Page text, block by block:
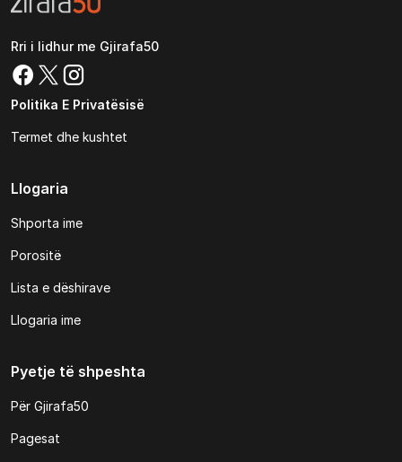
Rri i lidhur me Gjirafa50
Politika E Privatësisë
Termet dhe kushtet
Llogaria
Shporta ime
Porositë
Lista e dëshirave
Llogaria ime
Pyetje të shpeshta
Për Gjirafa50
Pagesat